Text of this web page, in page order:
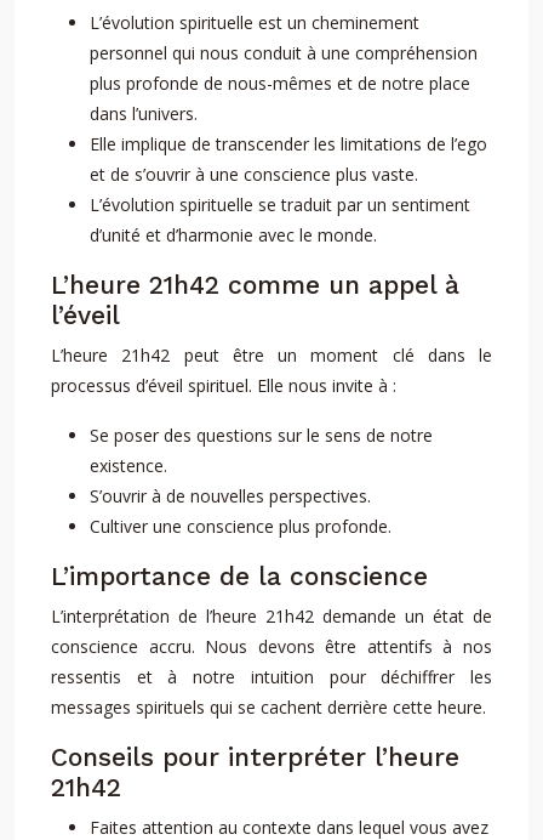
L’évolution spirituelle est un cheminement
personnel qui nous conduit à une compréhension
plus profonde de nous-mêmes et de notre place
dans l’univers.
Elle implique de transcender les limitations de l’ego
et de s’ouvrir à une conscience plus vaste.
L’évolution spirituelle se traduit par un sentiment
d’unité et d’harmonie avec le monde.
L’heure 21h42 comme un appel à
l’éveil
L’heure 21h42 peut être un moment clé dans le
processus d’éveil spirituel. Elle nous invite à :
Se poser des questions sur le sens de notre
existence.
S’ouvrir à de nouvelles perspectives.
Cultiver une conscience plus profonde.
L’importance de la conscience
L’interprétation de l’heure 21h42 demande un état de
conscience accru. Nous devons être attentifs à nos
ressentis et à notre intuition pour déchiffrer les
messages spirituels qui se cachent derrière cette heure.
Conseils pour interpréter l’heure
21h42
Faites attention au contexte dans lequel vous avez